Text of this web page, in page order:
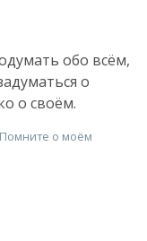
обо всём,
о
о своём.
Помните о моём